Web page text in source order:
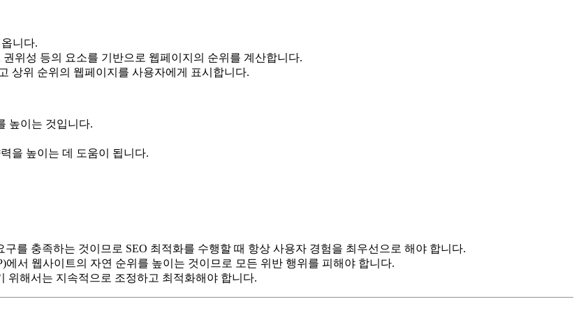
니다.
위성 등의 요소를 기반으로 웹페이지의 순위를 계산합니다.
상위 순위의 웹페이지를 사용자에게 표시합니다.
높이는 것입니다.
을 높이는 데 도움이 됩니다.
를 충족하는 것이므로 SEO 최적화를 수행할 때 항상 사용자 경험을 최우선으로 해야 합니다.
에서 웹사이트의 자연 순위를 높이는 것이므로 모든 위반 행위를 피해야 합니다.
위해서는 지속적으로 조정하고 최적화해야 합니다.